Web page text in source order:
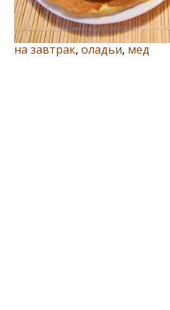
на завтрак, оладьи, мед